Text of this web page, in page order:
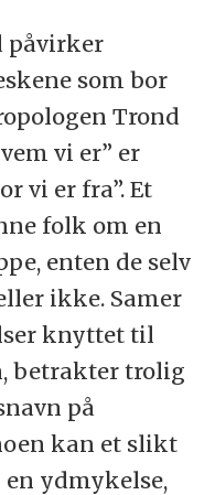
påvirker
som bor
Trond
vi er” er
vi er fra”. Et
folk om en
enten de selv
ikke. Samer
knyttet til
betrakter trolig
på
kan et slikt
ydmykelse,